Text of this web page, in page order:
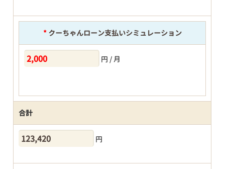
*クーちゃんローン支払いシミュレーション
円 / 月
合計
円